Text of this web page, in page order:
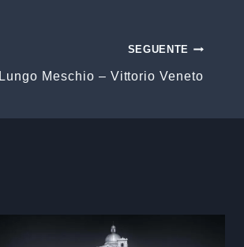
SEGUENTE
Lungo Meschio – Vittorio Veneto